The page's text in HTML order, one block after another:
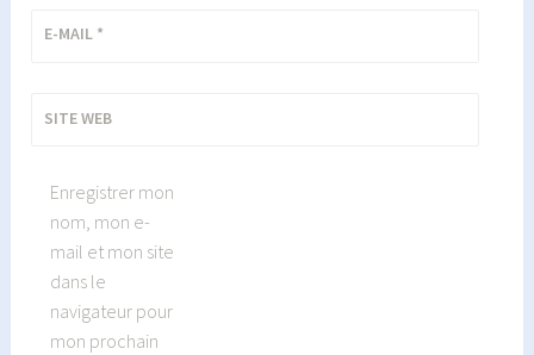
E-MAIL *
SITE WEB
Enregistrer mon
nom, mon e-
mail et mon site
dans le
navigateur pour
mon prochain